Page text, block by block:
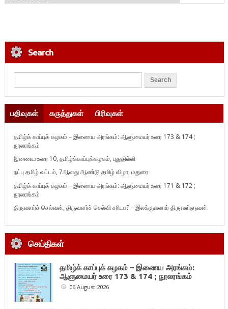
Search
பதிவுகள் கருத்துகள் பிரிவுகள்
தமிழ்க் காப்புக் கழகம் – இணைய அரங்கம்: ஆளுமையர் உரை 173 & 174 ;
நூலரங்கம்
இணைய உரை 10, தமிழ்க்காப்புக்கழகம், புதுதில்லி
நட்பு தமிழ் வட்டம், 7ஆவது ஆண்டு தமிழ் விழா, மதுரை
தமிழ்க் காப்புக் கழகம் – இணைய அரங்கம்: ஆளுமையர் உரை 171 & 172 ;
நூலரங்கம்
திருவளர்ச் செல்வன், திருவளர்ச் செல்வி சரியா? – இலக்குவனார் திருவள்ளுவன்
செய்திகள்
தமிழ்க் காப்புக் கழகம் – இணைய அரங்கம்:
ஆளுமையர் உரை 173 & 174 ; நூலரங்கம்
06 August 2026